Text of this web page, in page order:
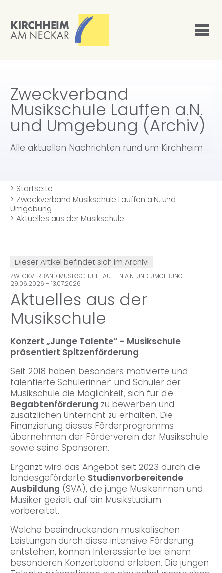
Zweckverband
Musikschule Lauffen a.N.
und Umgebung (Archiv)
Alle aktuellen Nachrichten rund um Kirchheim
> Startseite
> Zweckverband Musikschule Lauffen a.N. und
Umgebung
> Aktuelles aus der Musikschule
Dieser Artikel befindet sich im Archiv!
ZWECKVERBAND MUSIKSCHULE LAUFFEN A.N. UND UMGEBUNG |
29.06.2026 – 13.07.2026
Aktuelles aus der
Musikschule
Konzert „Junge Talente“ – Musikschule
präsentiert Spitzenförderung
Seit 2018 haben besonders motivierte und
talentierte Schülerinnen und Schüler der
Musikschule die Möglichkeit, sich für die
Begabtenförderung zu bewerben und
zusätzlichen Unterricht zu erhalten. Die
Finanzierung dieses Förderprogramms
übernehmen der Förderverein der Musikschule
sowie seine Sponsoren.
Ergänzt wird das Angebot seit 2023 durch die
landesgeförderte Studienvorbereitende
Ausbildung (SVA), die junge Musikerinnen und
Musiker gezielt auf ein Musikstudium
vorbereitet.
Welche beeindruckenden musikalischen
Leistungen durch diese intensive Förderung
entstehen, können Interessierte bei einem
besonderen Konzertabend erleben. Die jungen